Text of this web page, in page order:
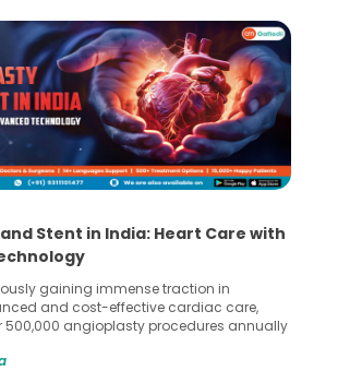
Stent in India: Heart Care with
gaining immense traction in
and cost-effective cardiac care,
500,000 angioplasty procedures annually
for treatments like angioplasty and